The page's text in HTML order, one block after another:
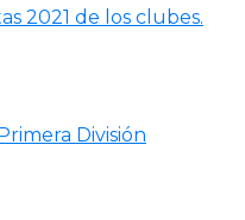
2021 de los clubes.
División